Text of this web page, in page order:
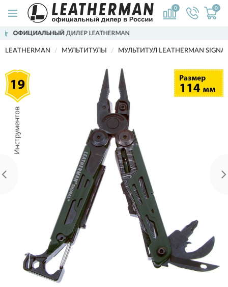
0 0
LEATHERMAN МУЛЬТИТУЛЫ МУЛЬТИТУЛ LEATHERMAN